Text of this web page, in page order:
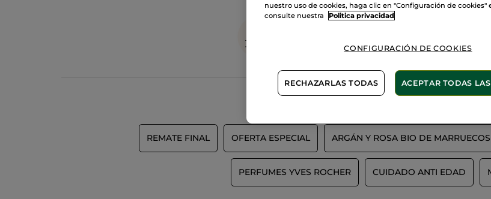
vegetales
Ver más
REMATE FINAL OFERTA ESPECIAL ARGÁN Y ROSA BIO DE MARRUECOS
PERFUMES YVES ROCHER CUIDADO ANTI EDAD
nuestro uso de cookies, haga clic en "Configuración de cookies"
consulte nuestra
Politica privacidad
CONFIGURACIÓN DE COOKIES
RECHAZARLAS TODAS ACEPTAR TODAS